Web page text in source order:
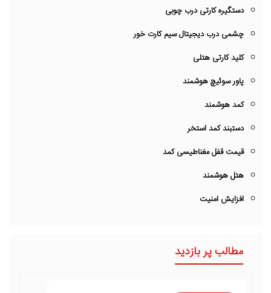
دستگیره کارتی درب چوبی
چشمی درب دیجیتال سیم کارت خور
کلید کارتی هتلی
پاور سوئیچ هوشمند
کمد هوشمند
دستبند کمد استخر
قیمت قفل مغناطیسی کمد
هتل هوشمند
افزایش امنیت
مطالب پر بازدید